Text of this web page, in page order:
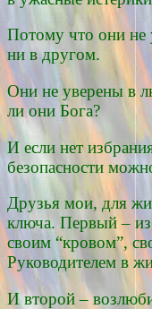
Потому что они не
ни в другом.
Они не уверены в
ли они Бога?
И если нет
безопасности
Друзья мои, для
ключа. Первый –
своим “кровом”,
Руководителем в
И второй –